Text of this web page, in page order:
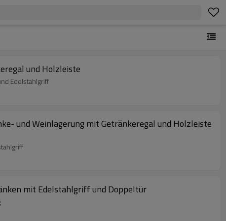
und Holzleiste
Edelstahlgriff
und Weinlagerung mit Getränkeregal und Holzleiste
mit Edelstahlgriff und Doppeltür